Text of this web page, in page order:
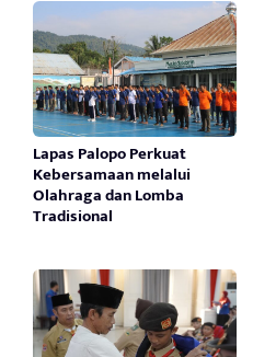
Lapas Palopo Perkuat
Kebersamaan melalui
Olahraga dan Lomba
Tradisional